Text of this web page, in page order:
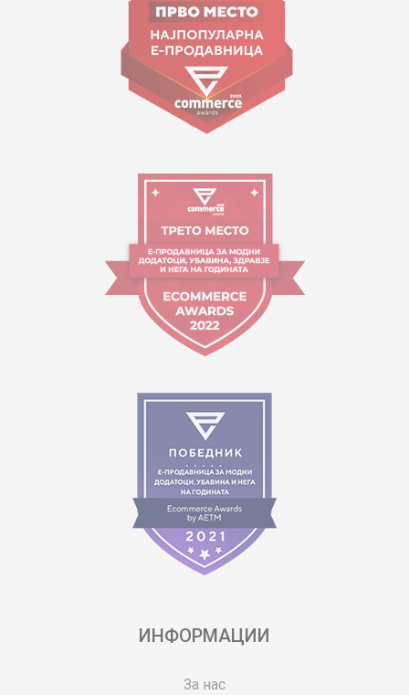
contact@mytime.mk
Работно време:
09:00 до 17:00
ИНФОРМАЦИИ
За нас